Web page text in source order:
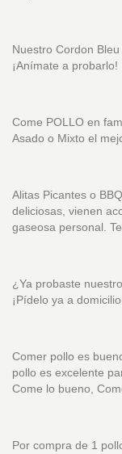
Nuestro Cordon
¡Anímate a probarlo!
Come POLLO en
Asado o Mixto el
Alitas Picantes o
deliciosas, vienen
gaseosa personal.
¿Ya probaste
¡Pídelo ya a
Comer pollo es
pollo es excelente
Come lo bueno,
Por compra de 1